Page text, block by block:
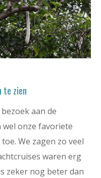
zien
aan de
wel onze favoriete
We zagen zo veel
waren erg
zeker nog beter dan